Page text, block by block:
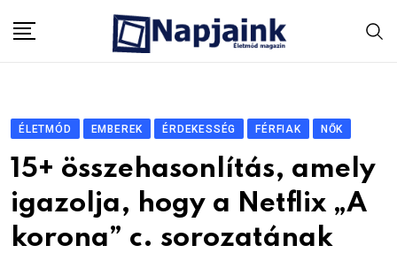
ÉLETMÓD EMBEREK ÉRDEKESSÉG FÉRFIAK NŐK
15+ összehasonlítás, amely
igazolja, hogy a Netflix „A
korona” c. sorozatának